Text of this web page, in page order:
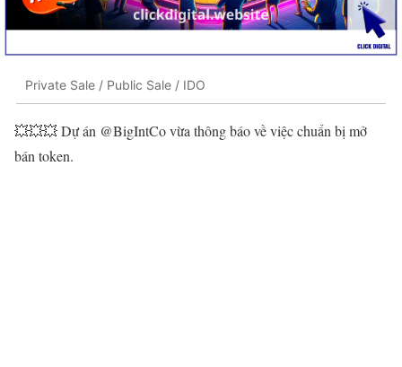
Private Sale / Public Sale / IDO
💥💥💥 Dự án @BigIntCo vừa thông báo về việc chuẩn bị mở
bán token.